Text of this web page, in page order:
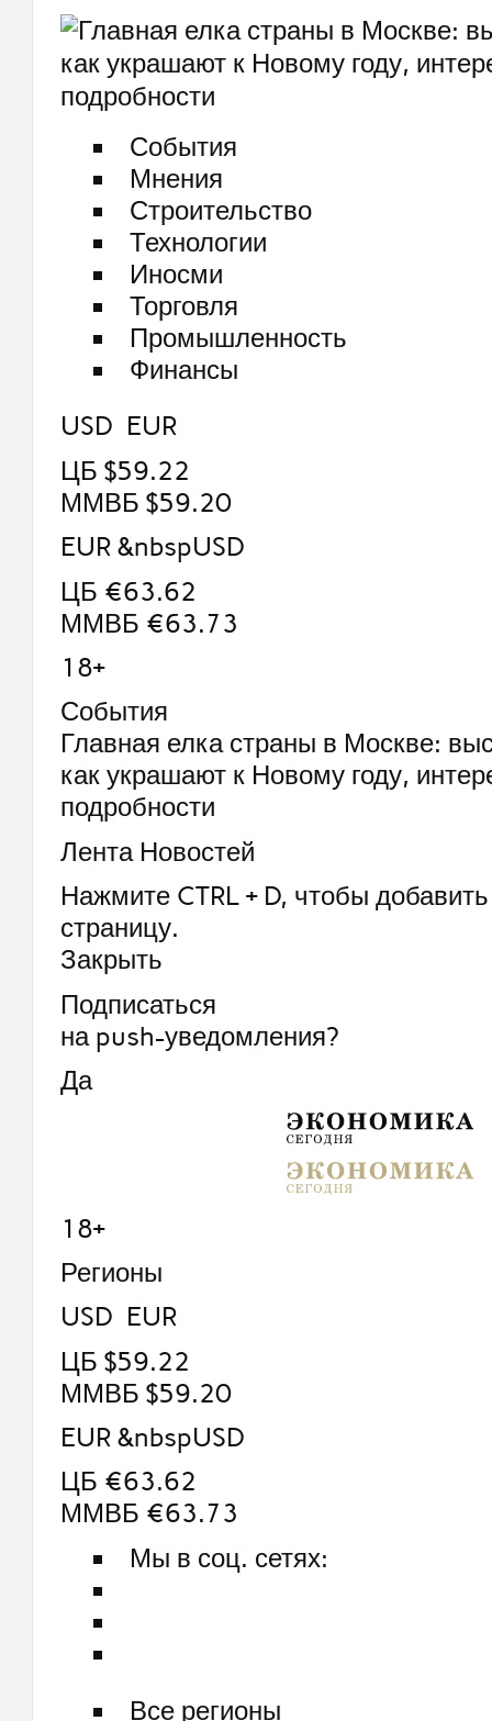
События
Мнения
Строительство
Технологии
Иносми
Торговля
Промышленность
Финансы
USD EUR
ЦБ $59.22
ММВБ $59.20
EUR &nbspUSD
ЦБ €63.62
ММВБ €63.73
18+
События
Главная елка страны в Москве:
как украшают к Новому году,
подробности
Лента Новостей
Нажмите CTRL + D, чтобы добавить
страницу.
Закрыть
Подписаться
на push-уведомления?
Да
18+
Регионы
USD EUR
ЦБ $59.22
ММВБ $59.20
EUR &nbspUSD
ЦБ €63.62
ММВБ €63.73
Мы в соц. сетях:
Все регионы